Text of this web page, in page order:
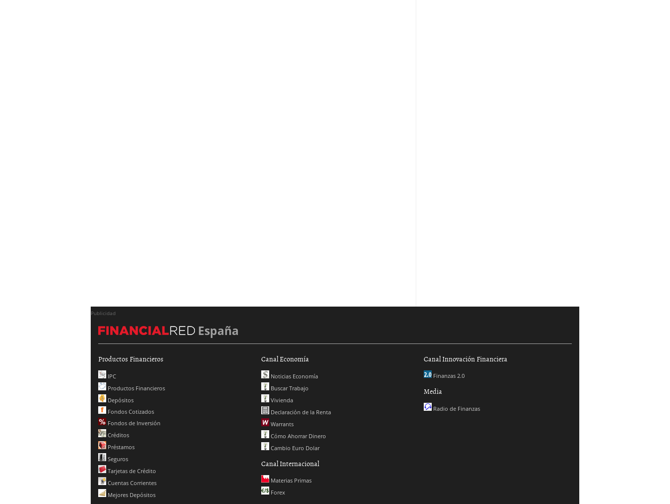
Publicidad
España
Productos Financieros
IPC
Productos Financieros
Depósitos
Fondos Cotizados
Fondos de Inversión
Créditos
Préstamos
Seguros
Tarjetas de Crédito
Cuentas Corrientes
Mejores Depósitos
Canal Economía
Noticias Economía
Buscar Trabajo
Vivienda
Declaración de la Renta
Warrants
Cómo Ahorrar Dinero
Cambio Euro Dolar
Canal Internacional
Materias Primas
Forex
Canal Innovación Financiera
Finanzas 2.0
Media
Radio de Finanzas